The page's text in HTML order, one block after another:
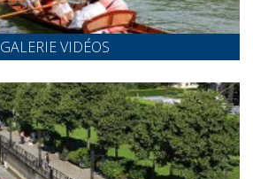
GALERIE VIDÉOS